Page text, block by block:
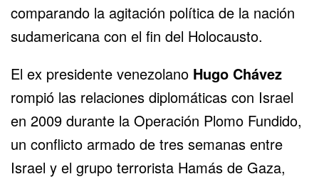
comparando la agitación política de la nación
sudamericana con el fin del Holocausto.
El ex presidente venezolano Hugo Chávez
rompió las relaciones diplomáticas con Israel
en 2009 durante la Operación Plomo Fundido,
un conflicto armado de tres semanas entre
Israel y el grupo terrorista Hamás de Gaza,